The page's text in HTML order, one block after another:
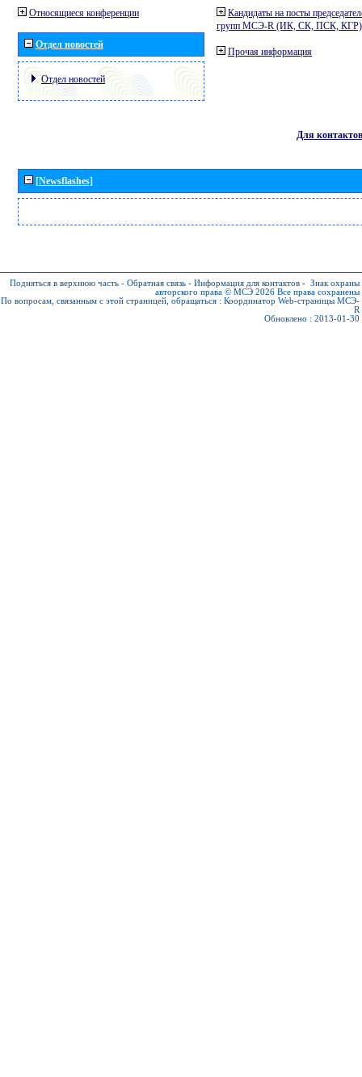
Относящиеся конференции
Отдел новостей
Отдел новостей
Кандидаты на посты
групп МСЭ-R (ИК, СК, ПСК, КГР)
Прочая информация
Для контактов
[Newsflashes]
Подняться в верхнюю часть - Обратная связь - Информация для контактов - Знак охраны
авторского права © МСЭ 2026 Все права сохранены
По вопросам, связанным с этой страницей, обращаться : Координатор Web-страницы МСЭ-
R
Обновлено : 2013-01-30